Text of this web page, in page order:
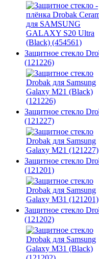
Защитное стекло
(121226)
Защитное стекло
(121227)
Защитное стекло
(121201)
Защитное стекло
(121202)